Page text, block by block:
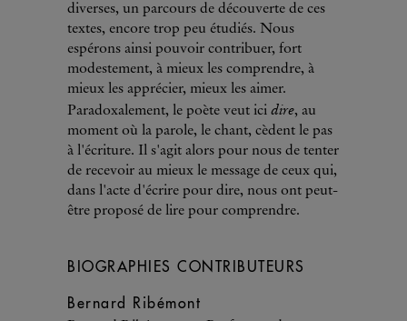
diverses, un parcours de découverte de ces
textes, encore trop peu étudiés. Nous
espérons ainsi pouvoir contribuer, fort
modestement, à mieux les comprendre, à
mieux les apprécier, mieux les aimer.
Paradoxalement, le poète veut ici dire, au
moment où la parole, le chant, cèdent le pas
à l'écriture. Il s'agit alors pour nous de tenter
de recevoir au mieux le message de ceux qui,
dans l'acte d'écrire pour dire, nous ont peut-
être proposé de lire pour comprendre.
BIOGRAPHIES CONTRIBUTEURS
Bernard Ribémont